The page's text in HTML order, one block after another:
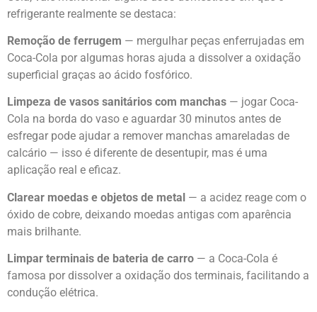
refrigerante realmente se destaca:
Remoção de ferrugem — mergulhar peças enferrujadas em
Coca-Cola por algumas horas ajuda a dissolver a oxidação
superficial graças ao ácido fosfórico.
Limpeza de vasos sanitários com manchas — jogar Coca-
Cola na borda do vaso e aguardar 30 minutos antes de
esfregar pode ajudar a remover manchas amareladas de
calcário — isso é diferente de desentupir, mas é uma
aplicação real e eficaz.
Clarear moedas e objetos de metal — a acidez reage com o
óxido de cobre, deixando moedas antigas com aparência
mais brilhante.
Limpar terminais de bateria de carro — a Coca-Cola é
famosa por dissolver a oxidação dos terminais, facilitando a
condução elétrica.